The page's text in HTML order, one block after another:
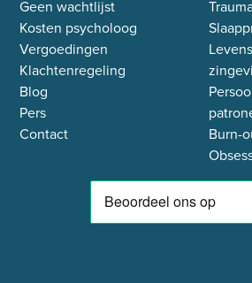
Geen wachtlijst
Kosten psycholoog
Vergoedingen
Klachtenregeling
Blog
Pers
Contact
Burn-